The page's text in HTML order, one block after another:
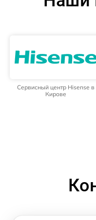
Сервисный центр Hisense в
Кирове